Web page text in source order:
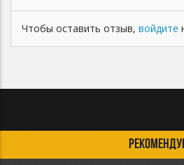
Чтобы оставить отзыв, войдите